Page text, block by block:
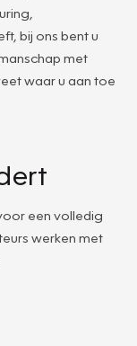
bij ons bent u
met
waar u aan toe
een volledig
werken met